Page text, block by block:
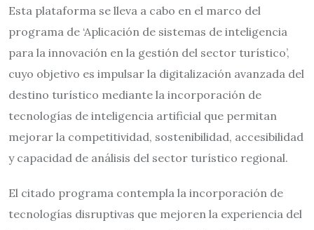
Esta plataforma se lleva a cabo en el marco del
programa de ‘Aplicación de sistemas de inteligencia
para la innovación en la gestión del sector turístico’,
cuyo objetivo es impulsar la digitalización avanzada del
destino turístico mediante la incorporación de
tecnologías de inteligencia artificial que permitan
mejorar la competitividad, sostenibilidad, accesibilidad
y capacidad de análisis del sector turístico regional.
El citado programa contempla la incorporación de
tecnologías disruptivas que mejoren la experiencia del